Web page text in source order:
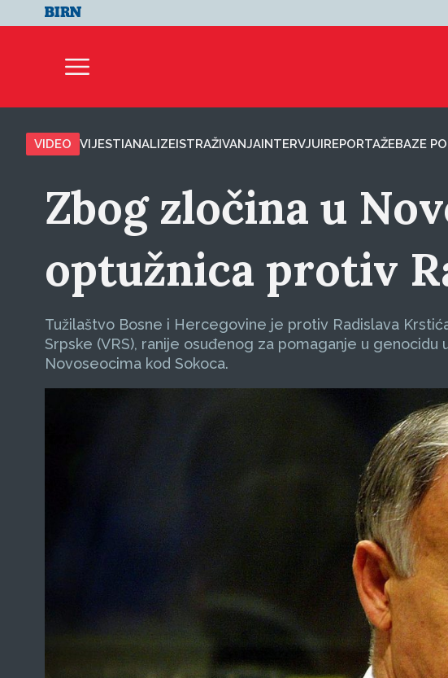
VIDEO VIJESTIANALIZEISTRAŽIVANJAINTERVJUIREPORTAŽEBAZE
Zbog zločina u
optužnica protiv
Tužilaštvo Bosne i Hercegovine je protiv Radislava
Srpske (VRS), ranije osuđenog za pomaganje u
Novoseocima kod Sokoca.